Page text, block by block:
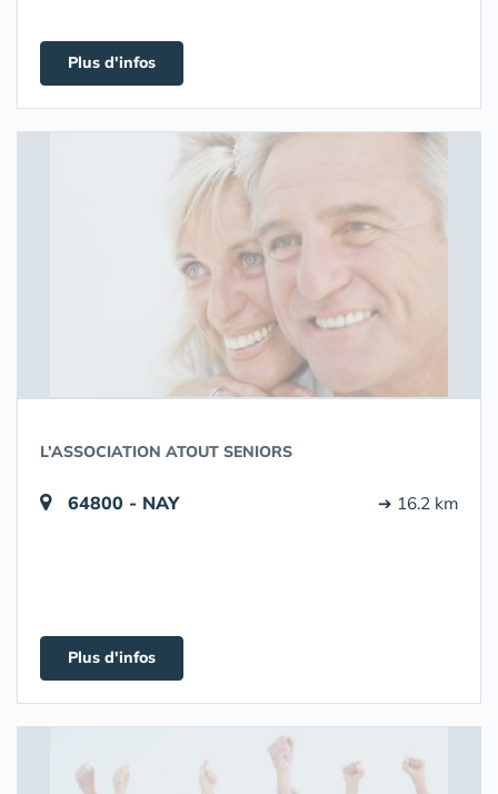
Plus d'infos
L’ASSOCIATION ATOUT SENIORS
64800 - NAY ➔ 16.2 km
Plus d'infos